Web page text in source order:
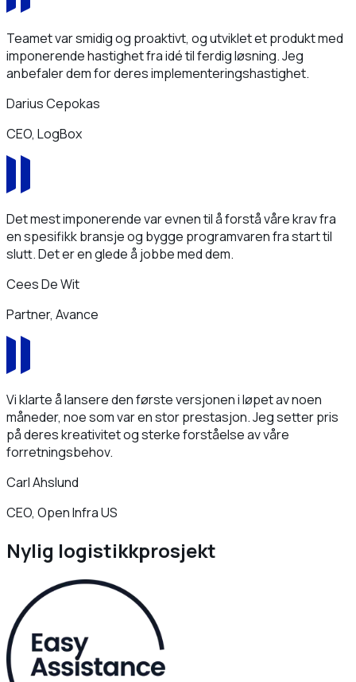
Teamet var smidig og proaktivt, og utviklet et produkt med
imponerende hastighet fra idé til ferdig løsning. Jeg
anbefaler dem for deres implementeringshastighet.
Darius Cepokas
CEO, LogBox
Det mest imponerende var evnen til å forstå våre krav fra
en spesifikk bransje og bygge programvaren fra start til
slutt. Det er en glede å jobbe med dem.
Cees De Wit
Partner, Avance
Vi klarte å lansere den første versjonen i løpet av noen
måneder, noe som var en stor prestasjon. Jeg setter pris
på deres kreativitet og sterke forståelse av våre
forretningsbehov.
Carl Ahslund
CEO, Open Infra US
Nylig logistikkprosjekt